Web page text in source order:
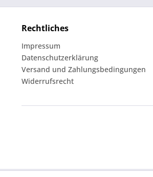
Rechtliches
Impressum
Datenschutzerklärung
Versand und Zahlungsbedingungen
Widerrufsrecht